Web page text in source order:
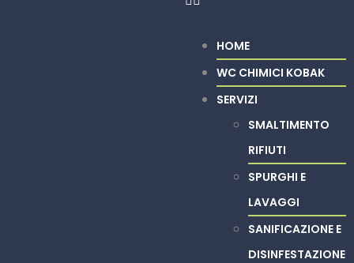
HOME
WC CHIMICI KOBAK
SERVIZI
SMALTIMENTO
RIFIUTI
SPURGHI E
LAVAGGI
SANIFICAZIONE E
DISINFESTAZIONE